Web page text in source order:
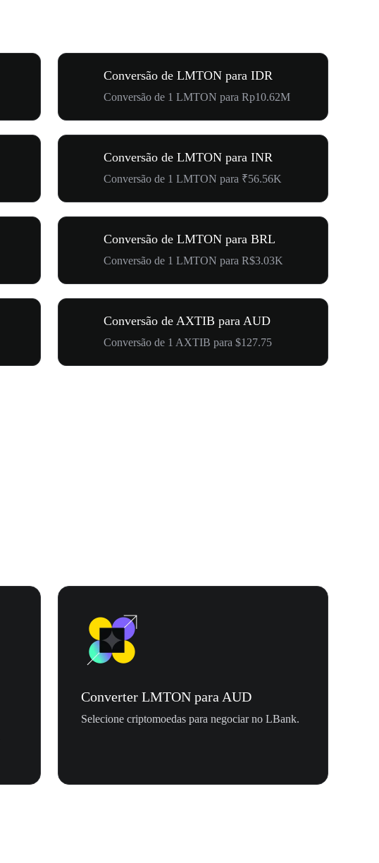
Conversão de LMTON para IDR
Conversão de 1 LMTON para Rp10.62M
Conversão de LMTON para INR
Conversão de 1 LMTON para ₹56.56K
Conversão de LMTON para BRL
Conversão de 1 LMTON para R$3.03K
Conversão de AXTIB para AUD
Conversão de 1 AXTIB para $127.75
Converter LMTON para AUD
Selecione criptomoedas para negociar no LBank.